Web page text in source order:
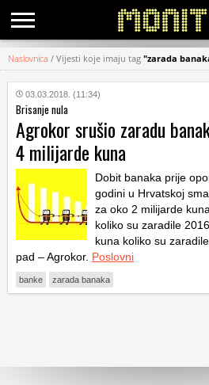
KATEGORIJE
HRVATSKI
WEB
Naslovnica / Vijesti koje imaju tag "zarada
03.03.2018. (11:34)
Brisanje nula
Agrokor srušio zaradu
4 milijarde kuna
Dobit banaka prije
godini u Hrvatskoj
za oko 2 milijarde
koliko su zaradile
kuna koliko su
pad – Agrokor. Poslovni
banke zarada banaka